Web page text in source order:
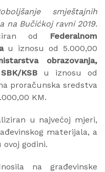
smještajnih
na Bučićkoj ravni 2019.
od
Federalnom
u iznosu od 5.000,00
obrazovanja,
KSB u iznosu od
proračunska sredstva
KM.
u najvećoj mjeri,
materijala, a
ovoj godini.
na građevinske